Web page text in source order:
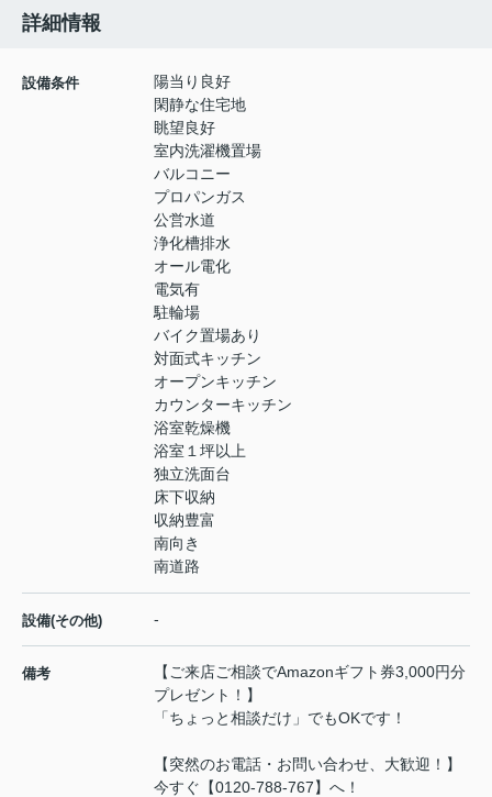
詳細情報
設備条件
陽当り良好
閑静な住宅地
眺望良好
室内洗濯機置場
バルコニー
プロパンガス
公営水道
浄化槽排水
オール電化
電気有
駐輪場
バイク置場あり
対面式キッチン
オープンキッチン
カウンターキッチン
浴室乾燥機
浴室１坪以上
独立洗面台
床下収納
収納豊富
南向き
南道路
設備(その他) -
備考
【ご来店ご相談でAmazonギフト券3,000円分
プレゼント！】
「ちょっと相談だけ」でもOKです！
【突然のお電話・お問い合わせ、大歓迎！】
今すぐ【0120-788-767】へ！